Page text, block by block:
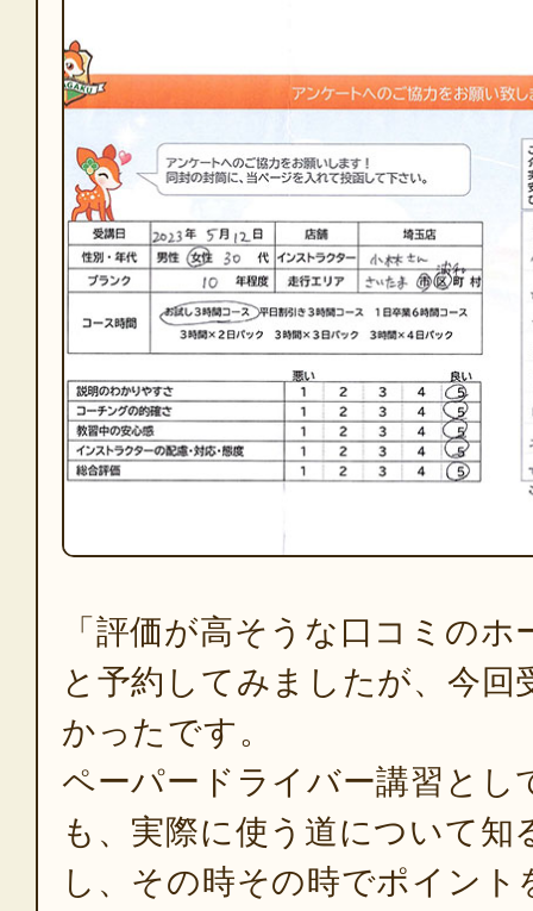
「評価が高そうな口コミの
と予約してみましたが、今回
かったです。
ペーパードライバー講習とし
も、実際に使う道について知
し、その時その時でポイン